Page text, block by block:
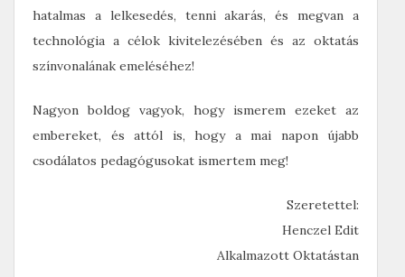
hatalmas a lelkesedés, tenni akarás, és megvan a
technológia a célok kivitelezésében és az oktatás
színvonalának emeléséhez!
Nagyon boldog vagyok, hogy ismerem ezeket az
embereket, és attól is, hogy a mai napon újabb
csodálatos pedagógusokat ismertem meg!
Szeretettel:
Henczel Edit
Alkalmazott Oktatástan